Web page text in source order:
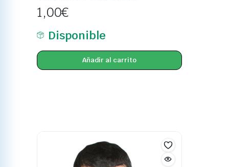
1,00€
Disponible
Añadir al carrito